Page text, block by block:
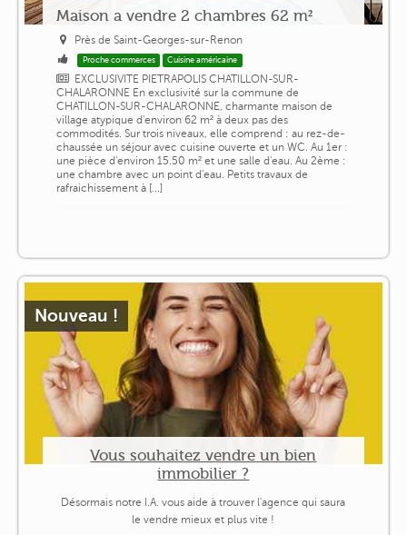
Maison a vendre 2 chambres 62 m²
Près de Saint-Georges-sur-Renon
Proche commerces Cuisine américaine
EXCLUSIVITE PIETRAPOLIS CHATILLON-SUR-
CHALARONNE En exclusivité sur la commune de
CHATILLON-SUR-CHALARONNE, charmante maison de
village atypique d'environ 62 m² à deux pas des
commodités. Sur trois niveaux, elle comprend : au rez-de-
chaussée un séjour avec cuisine ouverte et un WC. Au 1er :
une pièce d'environ 15.50 m² et une salle d'eau. Au 2ème :
une chambre avec un point d'eau. Petits travaux de
rafraichissement à [...]
Nouveau !
Vous souhaitez vendre un bien
immobilier ?
Désormais notre I.A. vous aide à trouver l'agence qui saura
le vendre mieux et plus vite !